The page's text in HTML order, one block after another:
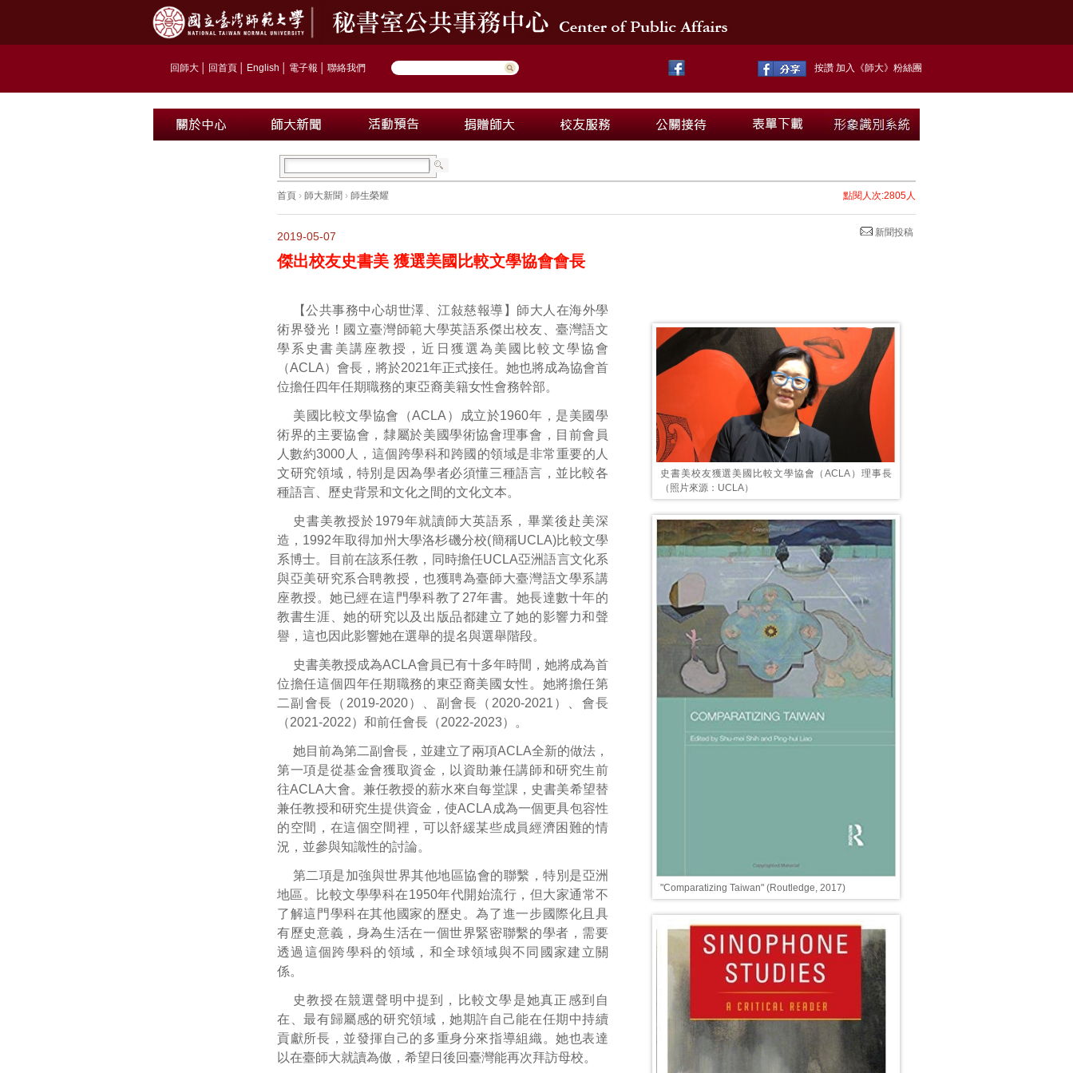
回師大 回首頁 English 電子報 聯絡我們 按讚 加入《師大》粉絲團
首頁 › 師大新聞 › 師生榮耀 點閱人次:2805人
新聞投稿
2019-05-07
傑出校友史書美 獲選美國比較文學協會會長
史書美校友獲選美國比較文學協會（ACLA）理事長
（照片來源：UCLA）
"Comparatizing Taiwan" (Routledge, 2017)
【公共事務中心胡世澤、江敍慈報導】師大人在海外學
術界發光！國立臺灣師範大學英語系傑出校友、臺灣語文
學系史書美講座教授，近日獲選為美國比較文學協會
（ACLA）會長，將於2021年正式接任。她也將成為協會首
位擔任四年任期職務的東亞裔美籍女性會務幹部。
美國比較文學協會（ACLA）成立於1960年，是美國學
術界的主要協會，隸屬於美國學術協會理事會，目前會員
人數約3000人，這個跨學科和跨國的領域是非常重要的人
文研究領域，特別是因為學者必須懂三種語言，並比較各
種語言、歷史背景和文化之間的文化文本。
史書美教授於1979年就讀師大英語系，畢業後赴美深
造，1992年取得加州大學洛杉磯分校(簡稱UCLA)比較文學
系博士。目前在該系任教，同時擔任UCLA亞洲語言文化系
與亞美研究系合聘教授，也獲聘為臺師大臺灣語文學系講
座教授。她已經在這門學科教了27年書。她長達數十年的
教書生涯、她的研究以及出版品都建立了她的影響力和聲
譽，這也因此影響她在選舉的提名與選舉階段。
史書美教授成為ACLA會員已有十多年時間，她將成為首
位擔任這個四年任期職務的東亞裔美國女性。她將擔任第
二副會長（2019-2020）、副會長（2020-2021）、會長
（2021-2022）和前任會長（2022-2023）。
她目前為第二副會長，並建立了兩項ACLA全新的做法，
第一項是從基金會獲取資金，以資助兼任講師和研究生前
往ACLA大會。兼任教授的薪水來自每堂課，史書美希望替
兼任教授和研究生提供資金，使ACLA成為一個更具包容性
的空間，在這個空間裡，可以舒緩某些成員經濟困難的情
況，並參與知識性的討論。
第二項是加強與世界其他地區協會的聯繫，特別是亞洲
地區。比較文學學科在1950年代開始流行，但大家通常不
了解這門學科在其他國家的歷史。為了進一步國際化且具
有歷史意義，身為生活在一個世界緊密聯繫的學者，需要
透過這個跨學科的領域，和全球領域與不同國家建立關
係。
史教授在競選聲明中提到，比較文學是她真正感到自
在、最有歸屬感的研究領域，她期許自己能在任期中持續
貢獻所長，並發揮自己的多重身分來指導組織。她也表達
以在臺師大就讀為傲，希望日後回臺灣能再次拜訪母校。